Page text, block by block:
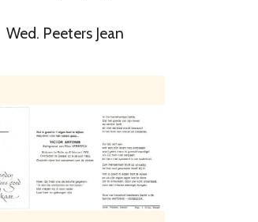
Wed. Peeters Jean